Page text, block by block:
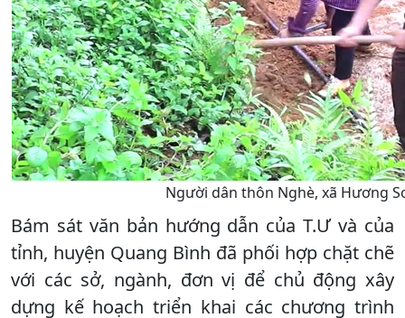
Người dân thôn Nghè, xã Hương
Bám sát văn bản hướng dẫn của T.Ư và của
tỉnh, huyện Quang Bình đã phối hợp chặt chẽ
với các sở, ngành, đơn vị để chủ động xây
dựng kế hoạch triển khai các chương trình